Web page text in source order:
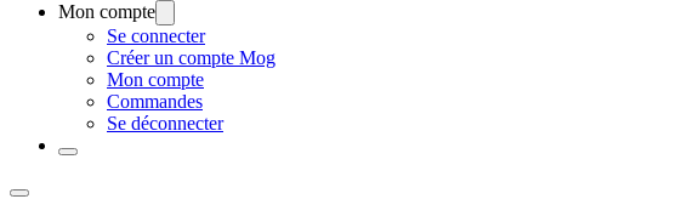
Mon compte
Se connecter
Créer un compte Mog
Mon compte
Commandes
Se déconnecter